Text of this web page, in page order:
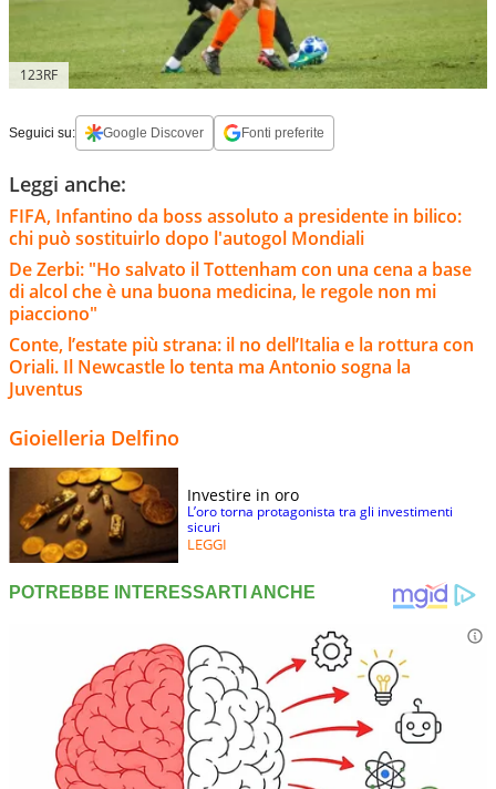
123RF
Seguici su: Google Discover Fonti preferite
Leggi anche:
FIFA, Infantino da boss assoluto a presidente in bilico:
chi può sostituirlo dopo l'autogol Mondiali
De Zerbi: "Ho salvato il Tottenham con una cena a base
di alcol che è una buona medicina, le regole non mi
piacciono"
Conte, l’estate più strana: il no dell’Italia e la rottura con
Oriali. Il Newcastle lo tenta ma Antonio sogna la
Juventus
Gioielleria Delfino
Investire in oro
L’oro torna protagonista tra gli investimenti
sicuri
LEGGI